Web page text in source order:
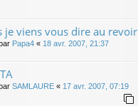
je viens vous dire au revoir
Papa4 « 18 avr. 2007, 21:37
SAMLAURE « 17 avr. 2007, 07:19